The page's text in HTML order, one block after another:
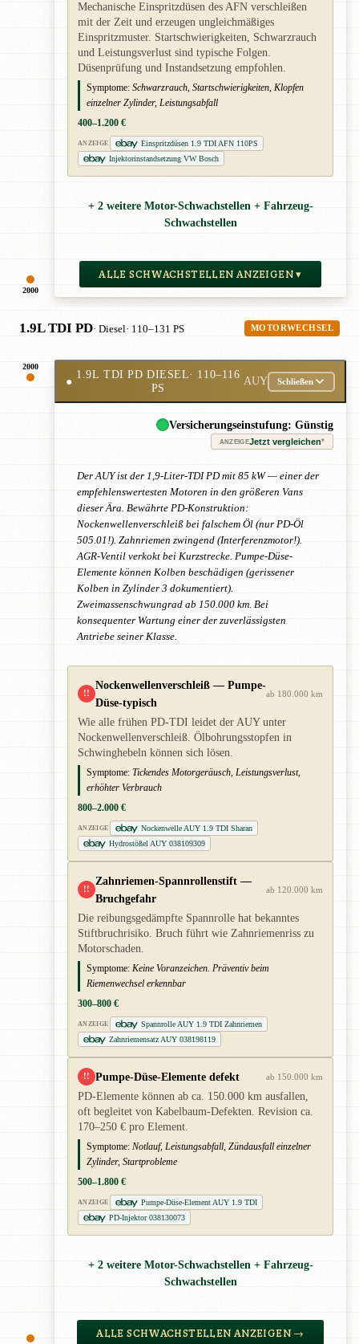
2000
Mechanische Einspritzdüsen des AFN verschleißen
mit der Zeit und erzeugen ungleichmäßiges
Einspritzmuster. Startschwierigkeiten, Schwarzrauch
und Leistungsverlust sind typische Folgen.
Düsenprüfung und Instandsetzung empfohlen.
Symptome: Schwarzrauch, Startschwierigkeiten, Klopfen
einzelner Zylinder, Leistungsabfall
400–1.200 €
ANZEIGE
Einspritzdüsen 1.9 TDI AFN 110PS
Injektorinstandsetzung VW Bosch
+ 2 weitere Motor-Schwachstellen + Fahrzeug-
Schwachstellen
ALLE SCHWACHSTELLEN ANZEIGEN ▾
1.9L TDI PD· Diesel· 110–131 PS MOTORWECHSEL
2000
●
1.9L TDI PD DIESEL· 110–116
PS
AUY Schließen
Versicherungseinstufung: Günstig
ANZEIGEJetzt vergleichen*
Der AUY ist der 1,9-Liter-TDI PD mit 85 kW — einer der
empfehlenswertesten Motoren in den größeren Vans
dieser Ära. Bewährte PD-Konstruktion:
Nockenwellenverschleiß bei falschem Öl (nur PD-Öl
505.01!). Zahnriemen zwingend (Interferenzmotor!).
AGR-Ventil verkokt bei Kurzstrecke. Pumpe-Düse-
Elemente können Kolben beschädigen (gerissener
Kolben in Zylinder 3 dokumentiert).
Zweimassenschwungrad ab 150.000 km. Bei
konsequenter Wartung einer der zuverlässigsten
Antriebe seiner Klasse.
!!
Nockenwellenverschleiß — Pumpe-
Düse-typisch
ab 180.000 km
Wie alle frühen PD-TDI leidet der AUY unter
Nockenwellenverschleiß. Ölbohrungsstopfen in
Schwinghebeln können sich lösen.
Symptome: Tickendes Motorgeräusch, Leistungsverlust,
erhöhter Verbrauch
800–2.000 €
ANZEIGE
Nockenwelle AUY 1.9 TDI Sharan
Hydrostößel AUY 038109309
!!
Zahnriemen-Spannrollenstift —
Bruchgefahr
ab 120.000 km
Die reibungsgedämpfte Spannrolle hat bekanntes
Stiftbruchrisiko. Bruch führt wie Zahnriemenriss zu
Motorschaden.
Symptome: Keine Voranzeichen. Präventiv beim
Riemenwechsel erkennbar
300–800 €
ANZEIGE
Spannrolle AUY 1.9 TDI Zahnriemen
Zahnriemensatz AUY 038198119
!! Pumpe-Düse-Elemente defekt ab 150.000 km
PD-Elemente können ab ca. 150.000 km ausfallen,
oft begleitet von Kabelbaum-Defekten. Revision ca.
170–250 € pro Element.
Symptome: Notlauf, Leistungsabfall, Zündausfall einzelner
Zylinder, Startprobleme
500–1.800 €
ANZEIGE
Pumpe-Düse-Element AUY 1.9 TDI
PD-Injektor 038130073
+ 2 weitere Motor-Schwachstellen + Fahrzeug-
Schwachstellen
ALLE SCHWACHSTELLEN ANZEIGEN →